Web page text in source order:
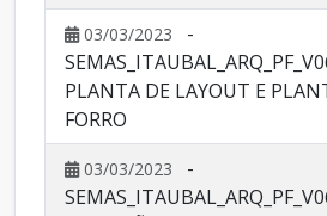
03/03/2023
-
PLANTA DE LAYOUT E
FORRO
03/03/2023
-